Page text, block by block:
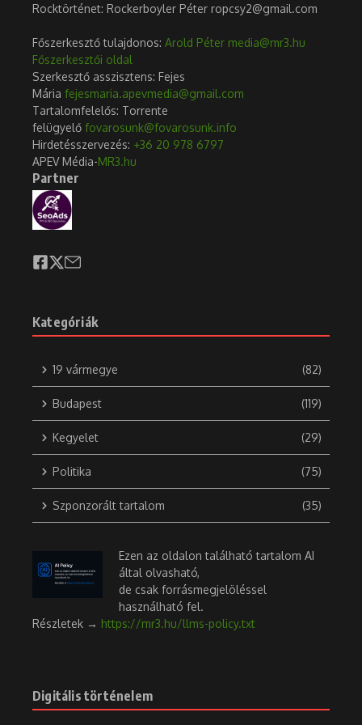
interjújában James Stavridis nyugalmazott
vissza a szomáliai kalózokra, akik évekkel ezelőtt
a Szuezi-csatornától délre fekvő tengereket tették
veszélyesé:
„Fapapucsban érkeztek rozsdás AK-47 automata
gépkarabélyokkal és néhány motorcsónakkal. ”
Izrael több mint három hónapja vív háborút a Gázai
övezetben – és eddig nem volt olyan tűzvész, amely átterjedt
britek közvetlenül egy muszlim milícia ellen
fővárost, Szanaát és a jemeni lakosság 70
százalékát. Megkockáztatták az Egyesült Államok és Izrael
elleni háborút, és a „cionista ellenség” elleni harc ihlette őket
– annak ellenére, hogy Izrael több mint 2000 kilométerre van
tőle, és soha nem szállta meg Jement.
Kapcsolódó
Ballisztikus rakétát lőttek Izraelre, de még a
Ilyen, ez idáig még sosem fordult elő. Izraelre
egyébként nem először lőnek ki ballisztikus rakétát, az
1991-es öbölháborúban a Patriot-rendszerrel hárították
el őket, de nem a világűrben.
Kiemelt